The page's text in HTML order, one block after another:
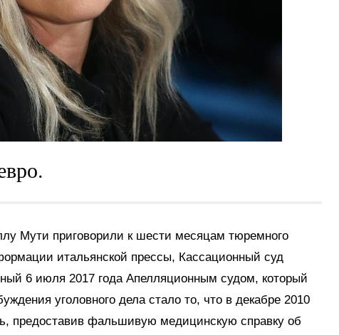
Мути приговорили к шести месяцам тюремного
итальянской прессы, Кассационный суд
6 июля 2017 года Апелляционным судом, который
уголовного дела стало то, что в декабре 2010
предоставив фальшивую медицинскую справку об